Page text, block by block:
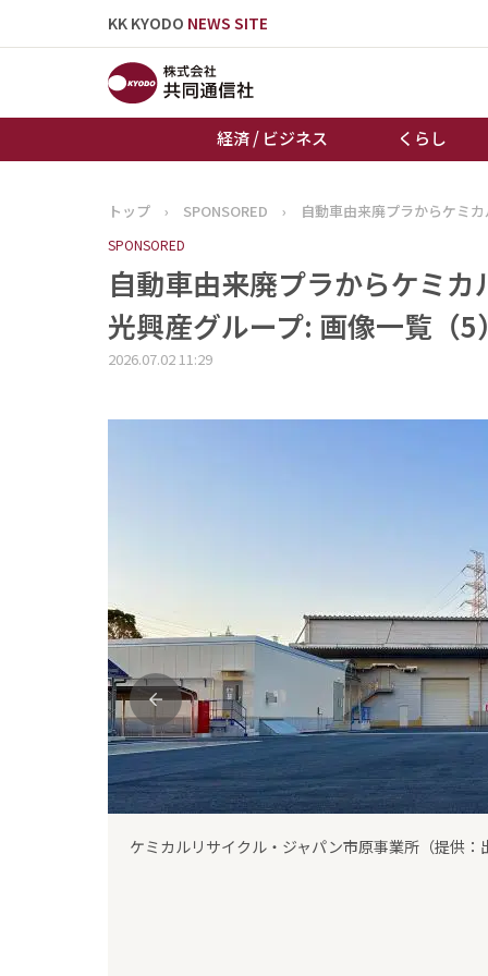
KK KYODO NEWS SITE
経済 / ビジネス くらし
トップページ
トップ › SPONSORED › 自動車由来廃プラからケミ
SPONSORED
自動車由来廃プラからケミ
光興産グループ: 画像一覧（5
2026.07.02 11:29
前
ケミカルリサイクル・ジャパン市原事業所（提供：